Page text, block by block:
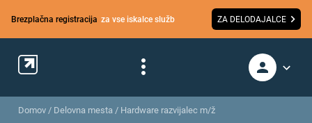
Brezplačna registracija za vse iskalce služb ZA DELODAJALCE
Domov / Delovna mesta / Hardware razvijalec m/ž